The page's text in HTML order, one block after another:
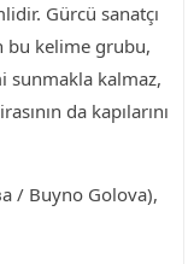
Gürcü sanatçı
bu kelime grubu,
sunmakla kalmaz,
da kapılarını
/ Buyno Golova),